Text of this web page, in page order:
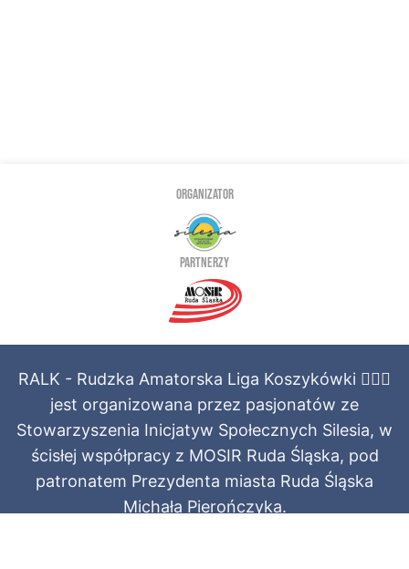
ORGANIZATOR
PARTNERZY
RALK - Rudzka Amatorska Liga Koszykówki ⛹🏻‍♂️
jest organizowana przez pasjonatów ze
Stowarzyszenia Inicjatyw Społecznych Silesia, w
ścisłej współpracy z MOSIR Ruda Śląska, pod
patronatem Prezydenta miasta Ruda Śląska
Michała Pierończyka.